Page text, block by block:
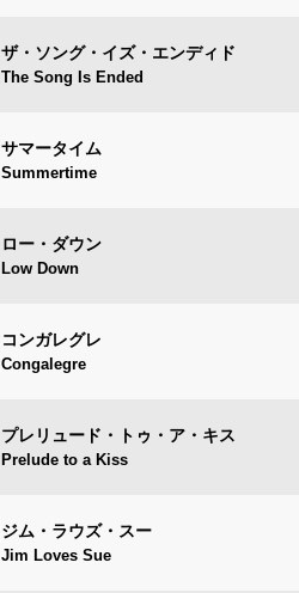
ザ・ソング・イズ・エンディド
The Song Is Ended
サマータイム
Summertime
ロー・ダウン
Low Down
コンガレグレ
Congalegre
プレリュード・トゥ・ア・キス
Prelude to a Kiss
ジム・ラウズ・スー
Jim Loves Sue